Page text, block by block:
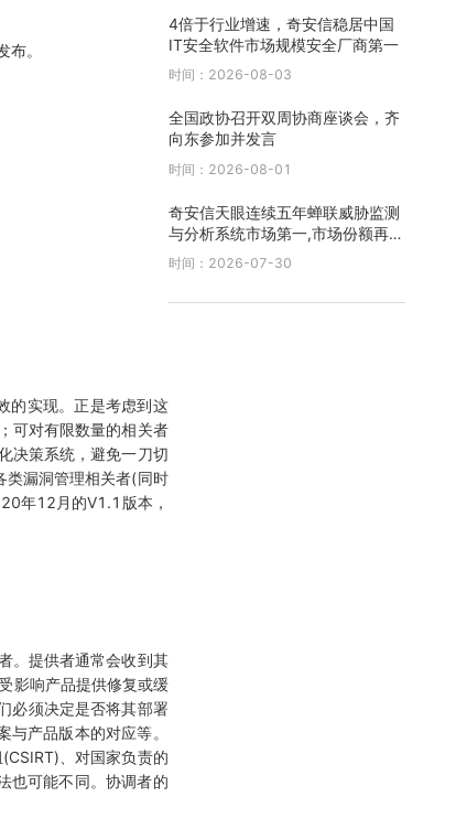
。
的实现。正是考虑到这
可对有限数量的相关者
决策系统，避免一刀切
类漏洞管理相关者(同时
年12月的V1.1版本，
。提供者通常会收到其
影响产品提供修复或缓
必须决定是否将其部署
产品版本的对应等。
、对国家负责的
也可能不同。协调者的
4倍于行业增速，奇安信稳居中国
IT安全软件市场规模安全厂商第一
时间：2026-08-03
全国政协召开双周协商座谈会，齐
向东参加并发言
时间：2026-08-01
奇安信天眼连续五年蝉联威胁监测
与分析系统市场第一,市场份额再创
新高
时间：2026-07-30